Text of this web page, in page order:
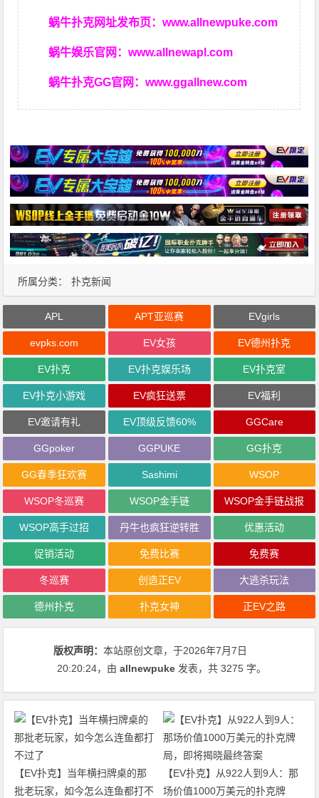
蜗牛扑克网址发布页：www.allnewpuke.com
蜗牛娱乐官网：www.allnewapl.com
蜗牛扑克GG官网：www.ggallnew.com
所属分类： 扑克新闻
APL APT亚巡赛 EVgirls
evpks.com EV女孩 EV德州扑克
EV扑克 EV扑克娱乐场 EV扑克室
EV扑克小游戏 EV疯狂送票 EV福利
EV邀请有礼 EV顶级反馈60% GGCare
GGpoker GGPUKE GG扑克
GG春季狂欢赛 Sashimi WSOP
WSOP冬巡赛 WSOP金手链 WSOP金手链战报
WSOP高手过招 丹牛也疯狂逆转胜 优惠活动
促销活动 免费比赛 免费赛
冬巡赛 创造正EV 大逃杀玩法
德州扑克 扑克女神 正EV之路
版权声明：本站原创文章，于2026年7月7日
20:20:24，由allnewpuke 发表，共 3275 字。
【EV扑克】当年横扫牌桌的那
批老玩家，如今怎么连鱼都打不
【EV扑克】从922人到9人：那
场价值1000万美元的扑克牌